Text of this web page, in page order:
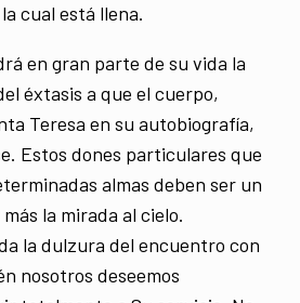
cual está llena.
en gran parte de su vida la
éxtasis a que el cuerpo,
Teresa en su autobiografía,
Estos dones particulares que
almas deben ser un
la mirada al cielo.
la dulzura del encuentro con
nosotros deseemos